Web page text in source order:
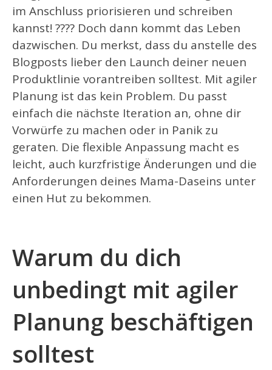
im Anschluss priorisieren und schreiben
kannst! ???? Doch dann kommt das Leben
dazwischen. Du merkst, dass du anstelle des
Blogposts lieber den Launch deiner neuen
Produktlinie vorantreiben solltest. Mit agiler
Planung ist das kein Problem. Du passt
einfach die nächste Iteration an, ohne dir
Vorwürfe zu machen oder in Panik zu
geraten. Die flexible Anpassung macht es
leicht, auch kurzfristige Änderungen und die
Anforderungen deines Mama-Daseins unter
einen Hut zu bekommen.
Warum du dich
unbedingt mit agiler
Planung beschäftigen
solltest